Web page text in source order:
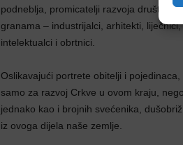
podneblja, promicatelji razvoja
granama – industrijalci, arhitekti,
intelektualci i obrtnici.
Oslikavajući portrete obitelji i
samo za razvoj Crkve u ovom kraju,
jednako kao i brojnih svećenika,
iz ovoga dijela naše zemlje.